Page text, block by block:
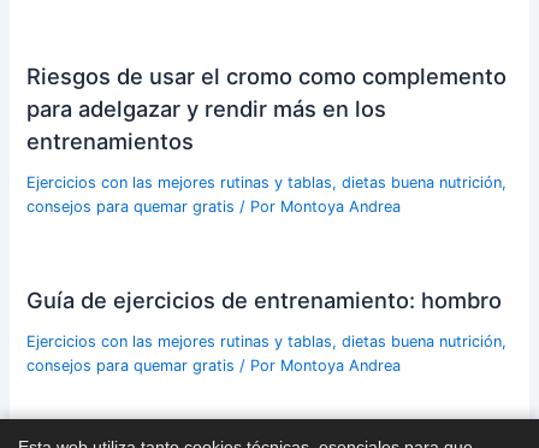
Riesgos de usar el cromo como complemento
para adelgazar y rendir más en los
entrenamientos
Ejercicios con las mejores rutinas y tablas, dietas buena nutrición,
consejos para quemar gratis / Por Montoya Andrea
Guía de ejercicios de entrenamiento: hombro
Ejercicios con las mejores rutinas y tablas, dietas buena nutrición,
consejos para quemar gratis / Por Montoya Andrea